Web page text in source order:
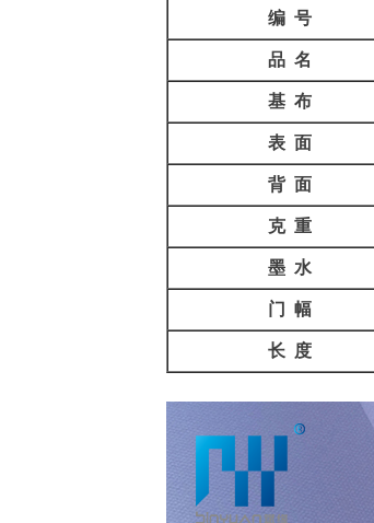
编 号
品 名
基 布
表 面
背 面
克 重
墨 水
门 幅
长 度